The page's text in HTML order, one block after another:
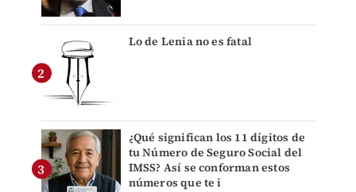
Lo de Lenia no es fatal
¿Qué significan los 11 dígitos de
tu Número de Seguro Social del
IMSS? Así se conforman estos
números que te i